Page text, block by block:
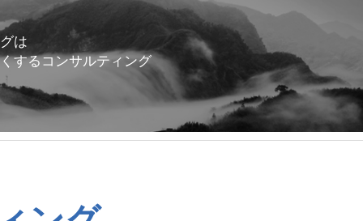
は
するコンサルティング